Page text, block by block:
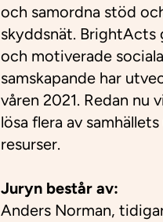
och samordna stöd
skyddsnät. BrightActs
och motiverade
samskapande har
våren 2021. Redan
lösa flera av
resurser.
Juryn består av:
Anders Norman,